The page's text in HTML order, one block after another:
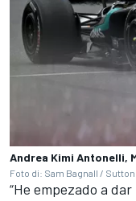
Andrea Kimi Antonelli,
Foto di: Sam Bagnall /
“He empezado a